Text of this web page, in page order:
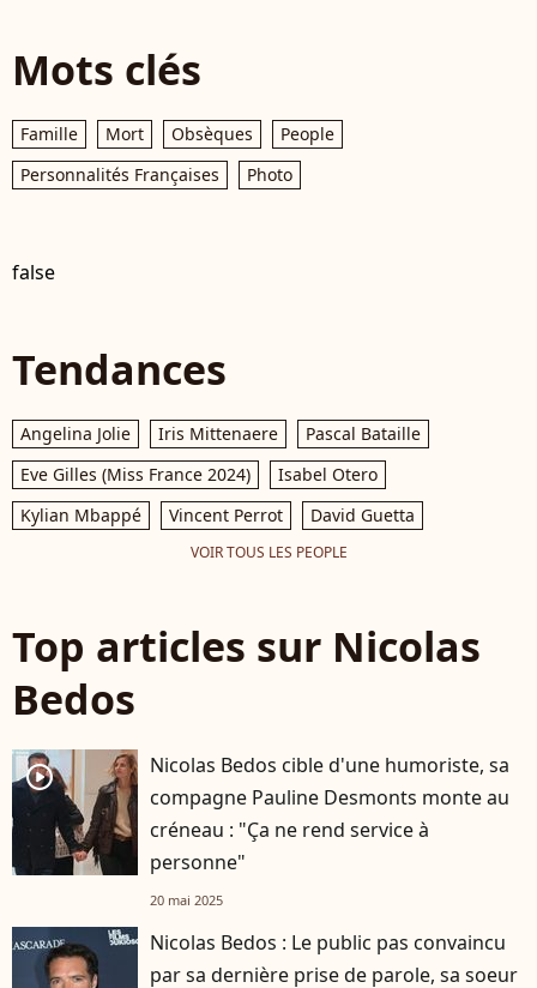
Mots clés
Famille Mort Obsèques
People
Personnalités Françaises
Photo
false
Tendances
Angelina Jolie Iris Mittenaere
Pascal Bataille
Eve Gilles (Miss France 2024)
Isabel Otero
Kylian Mbappé
Vincent Perrot David Guetta
VOIR TOUS LES PEOPLE
Top articles sur Nicolas
Bedos
player2
Nicolas Bedos cible d'une humoriste, sa
compagne Pauline Desmonts monte au
créneau : "Ça ne rend service à
personne"
20 mai 2025
Nicolas Bedos : Le public pas convaincu
par sa dernière prise de parole, sa soeur